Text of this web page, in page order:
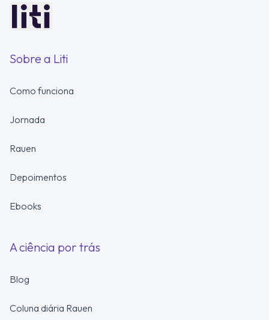
Sobre a Liti
Como funciona
Jornada
Rauen
Depoimentos
Ebooks
A ciência por trás
Blog
Coluna diária Rauen